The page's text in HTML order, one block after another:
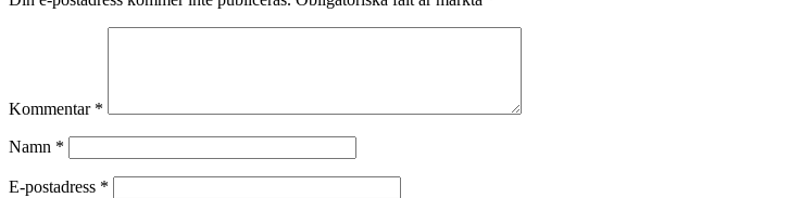
Kommentar *
Namn *
E-postadress *